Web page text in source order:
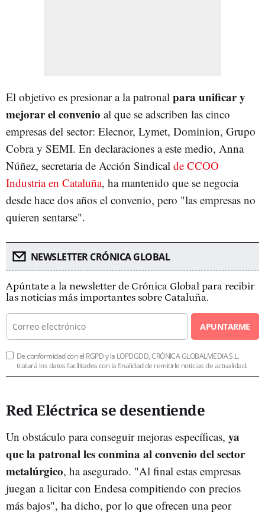
El objetivo es presionar a la patronal para unificar y
mejorar el convenio al que se adscriben las cinco
empresas del sector: Elecnor, Lymet, Dominion, Grupo
Cobra y SEMI. En declaraciones a este medio, Anna
Núñez, secretaria de Acción Sindical de CCOO
Industria en Cataluña, ha mantenido que se negocia
desde hace dos años el convenio, pero "las empresas no
quieren sentarse".
NEWSLETTER CRÓNICA GLOBAL
Apúntate a la newsletter de Crónica Global para recibir
las noticias más importantes sobre Cataluña.
APUNTARME
De conformidad con el RGPD y la LOPDGDD, CRÓNICA GLOBALMEDIA S.L.
tratará los datos facilitados con la finalidad de remitirle noticias de actualidad.
Red Eléctrica se desentiende
Un obstáculo para conseguir mejoras específicas, ya
que la patronal les conmina al convenio del sector
metalúrgico, ha asegurado. "Al final estas empresas
juegan a licitar con Endesa compitiendo con precios
más bajos", ha dicho, por lo que ofrecen una peor